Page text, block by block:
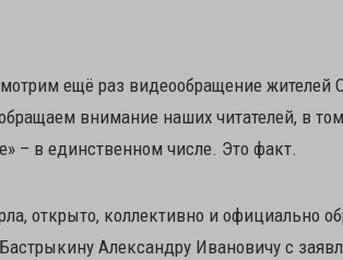
ещё раз видеообращение жителей
внимание наших читателей, в
– в единственном числе. Это факт.
открыто, коллективно и официально
Александру Ивановичу с